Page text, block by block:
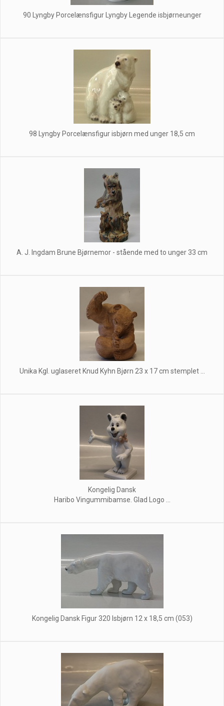
90 Lyngby Porcelænsfigur Lyngby Legende isbjørneunger
98 Lyngby Porcelænsfigur isbjørn med unger 18,5 cm
A. J. Ingdam Brune Bjørnemor - stående med to unger 33 cm
Unika Kgl. uglaseret Knud Kyhn Bjørn 23 x 17 cm stemplet ...
Kongelig Dansk
Haribo Vingummibamse. Glad Logo ...
Kongelig Dansk Figur 320 Isbjørn 12 x 18,5 cm (053)